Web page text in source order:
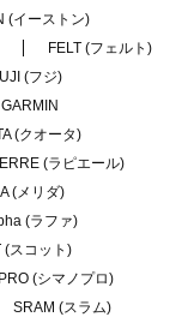
(イーストン)
FELT (フェルト)
(フジ)
GARMIN
(クオータ)
(ラピエール)
(メリダ)
(ラファ)
(スコット)
(シマノプロ)
SRAM (スラム)